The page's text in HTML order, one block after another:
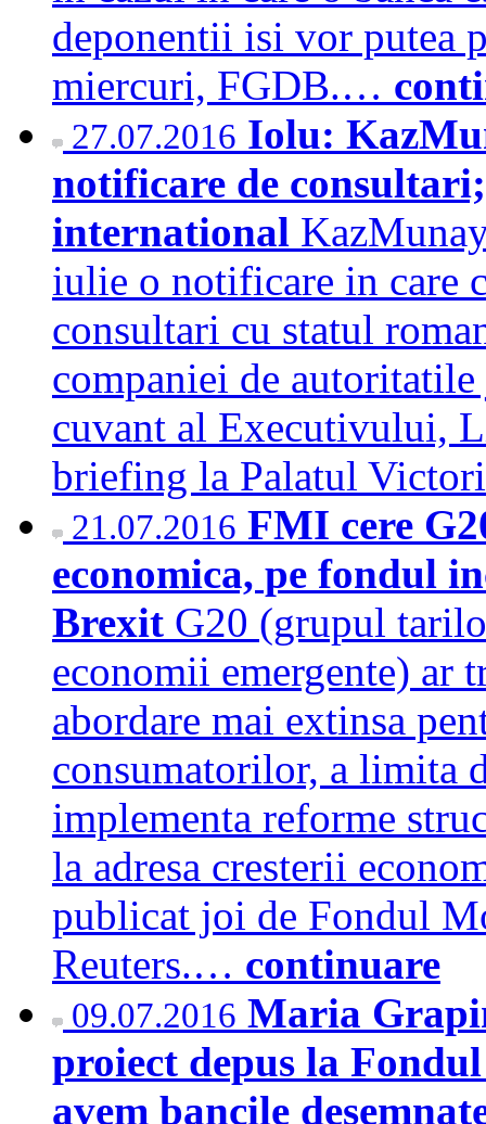
deponentii isi vor putea
miercuri, FGDB.…
27.07.2016 Iolu:
notificare de
international
iulie o notificare in care
consultari cu statul
companiei de
cuvant al Executivului,
briefing la Palatul
21.07.2016 FMI cere
economica, pe fondul
Brexit G20 (grupul
economii emergente) ar
abordare mai extinsa
consumatorilor, a limita
implementa reforme
la adresa cresterii
publicat joi de Fondul
Reuters.… continuare
09.07.2016 Maria
proiect depus la
avem bancile